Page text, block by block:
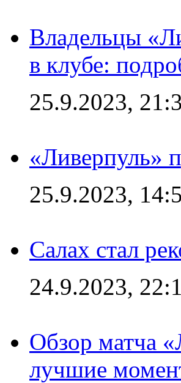
Владельцы
в клубе:
25.9.2023,
«Ливерпуль»
25.9.2023,
Салах стал
24.9.2023,
Обзор матча
лучшие